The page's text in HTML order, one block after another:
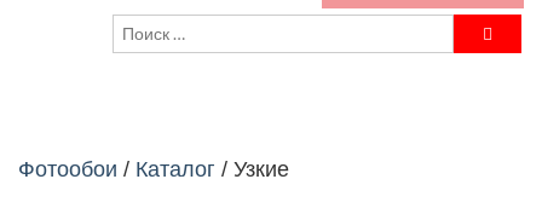
Фотообои / Каталог / Узкие